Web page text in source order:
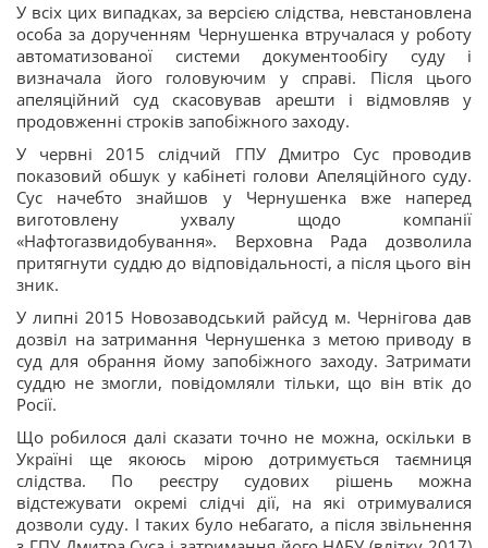
У всіх цих випадках, за версією слідства, невстановлена
особа за дорученням Чернушенка втручалася у роботу
автоматизованої системи документообігу суду і
визначала його головуючим у справі. Після цього
апеляційний суд скасовував арешти і відмовляв у
продовженні строків запобіжного заходу.
У червні 2015 слідчий ГПУ Дмитро Сус проводив
показовий обшук у кабінеті голови Апеляційного суду.
Сус начебто знайшов у Чернушенка вже наперед
виготовлену ухвалу щодо компанії
«Нафтогазвидобування». Верховна Рада дозволила
притягнути суддю до відповідальності, а після цього він
зник.
У липні 2015 Новозаводський райсуд м. Чернігова дав
дозвіл на затримання Чернушенка з метою приводу в
суд для обрання йому запобіжного заходу. Затримати
суддю не змогли, повідомляли тільки, що він втік до
Росії.
Що робилося далі сказати точно не можна, оскільки в
Україні ще якоюсь мірою дотримується таємниця
слідства. По реєстру судових рішень можна
відстежувати окремі слідчі дії, на які отримувалися
дозволи суду. І таких було небагато, а після звільнення